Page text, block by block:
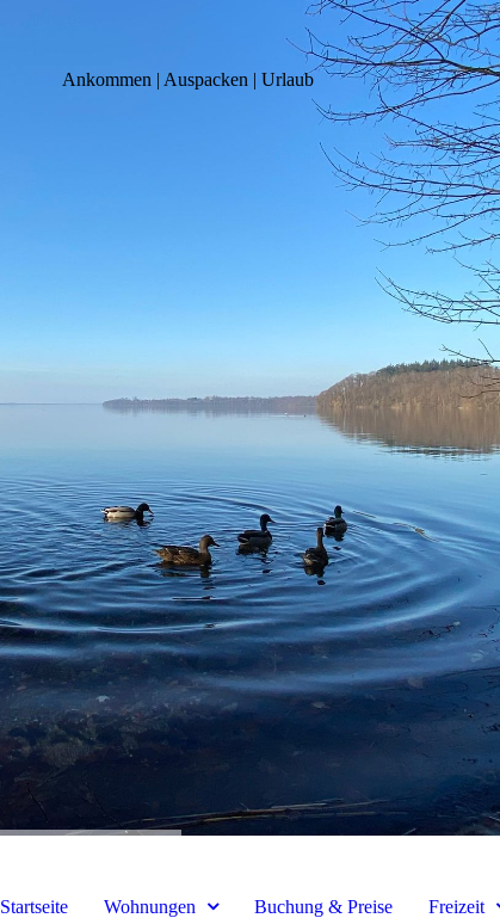
Ankommen | Auspacken | Urlaub
Startseite Wohnungen Buchung & Preise Freizeit